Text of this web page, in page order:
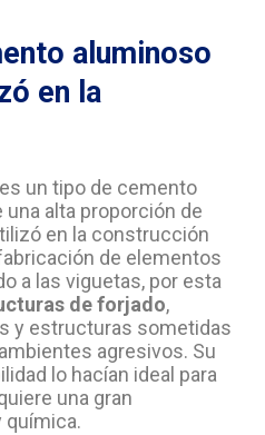
aluminoso
en la
un tipo de cemento
alta proporción de
en la construcción
de elementos
a las viguetas, por esta
de forjado,
y estructuras sometidas
agresivos. Su
lo hacían ideal para
una gran
química.